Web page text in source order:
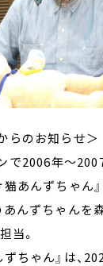
らのお知らせ＞
で2006年～
あんずちゃん
あんずちゃんを
当。
ちゃん』は、